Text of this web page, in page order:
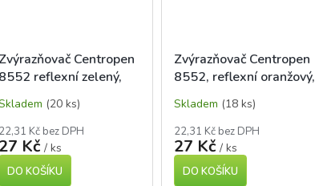
Zvýrazňovač Centropen
8552 reflexní zelený,
(20 ks)
22,31 Kč bez DPH
27 Kč / ks
DO KOŠÍKU
Zvýrazňovač Centropen
8552, reflexní oranžový,
Skladem (18 ks)
22,31 Kč bez DPH
27 Kč / ks
DO KOŠÍKU